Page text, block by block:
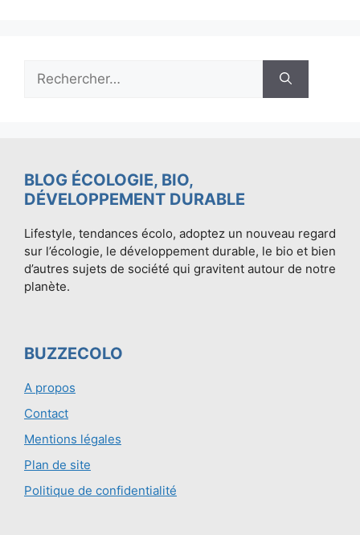
BLOG ÉCOLOGIE, BIO,
DÉVELOPPEMENT DURABLE
Lifestyle, tendances écolo, adoptez un nouveau regard
sur l’écologie, le développement durable, le bio et bien
d’autres sujets de société qui gravitent autour de notre
planète.
BUZZECOLO
A propos
Contact
Mentions légales
Plan de site
Politique de confidentialité